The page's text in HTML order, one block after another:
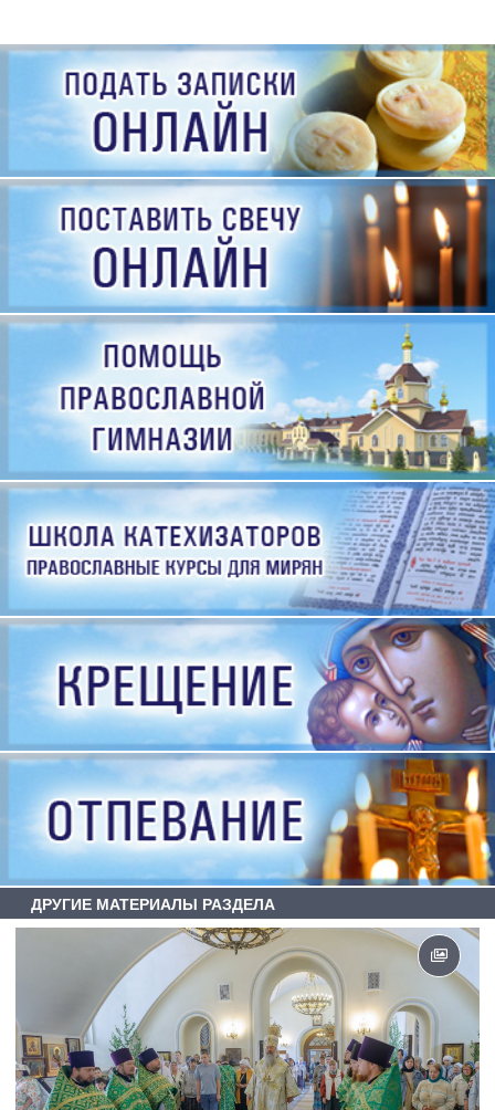
ДРУГИЕ МАТЕРИАЛЫ РАЗДЕЛА